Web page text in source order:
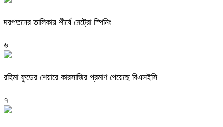
দরপতনের তালিকায় শীর্ষে মেট্রো স্পিনিং
৬
রহিমা ফুডের শেয়ারে কারসাজির প্রমাণ পেয়েছে বিএসইসি
৭